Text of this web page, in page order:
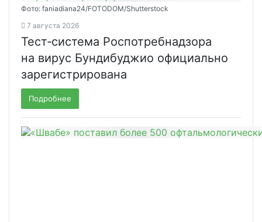
Фото: faniadiana24/FOTODOM/Shutterstock
7 августа 2026
Тест‑система Роспотребнадзора
на вирус Бундибуджио официально
зарегистрирована
Подробнее